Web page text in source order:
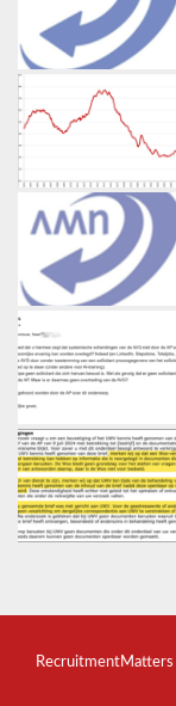
RecruitmentMatters